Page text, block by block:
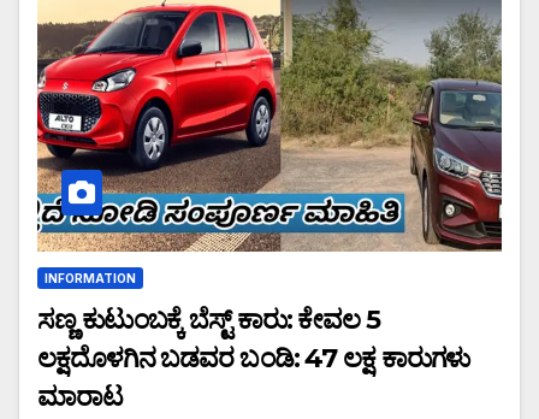
INFORMATION
ಸಣ್ಣ ಕುಟುಂಬಕ್ಕೆ ಬೆಸ್ಟ್ ಕಾರು: ಕೇವಲ 5
ಲಕ್ಷದೊಳಗಿನ ಬಡವರ ಬಂಡಿ: 47 ಲಕ್ಷ ಕಾರುಗಳು
ಮಾರಾಟ